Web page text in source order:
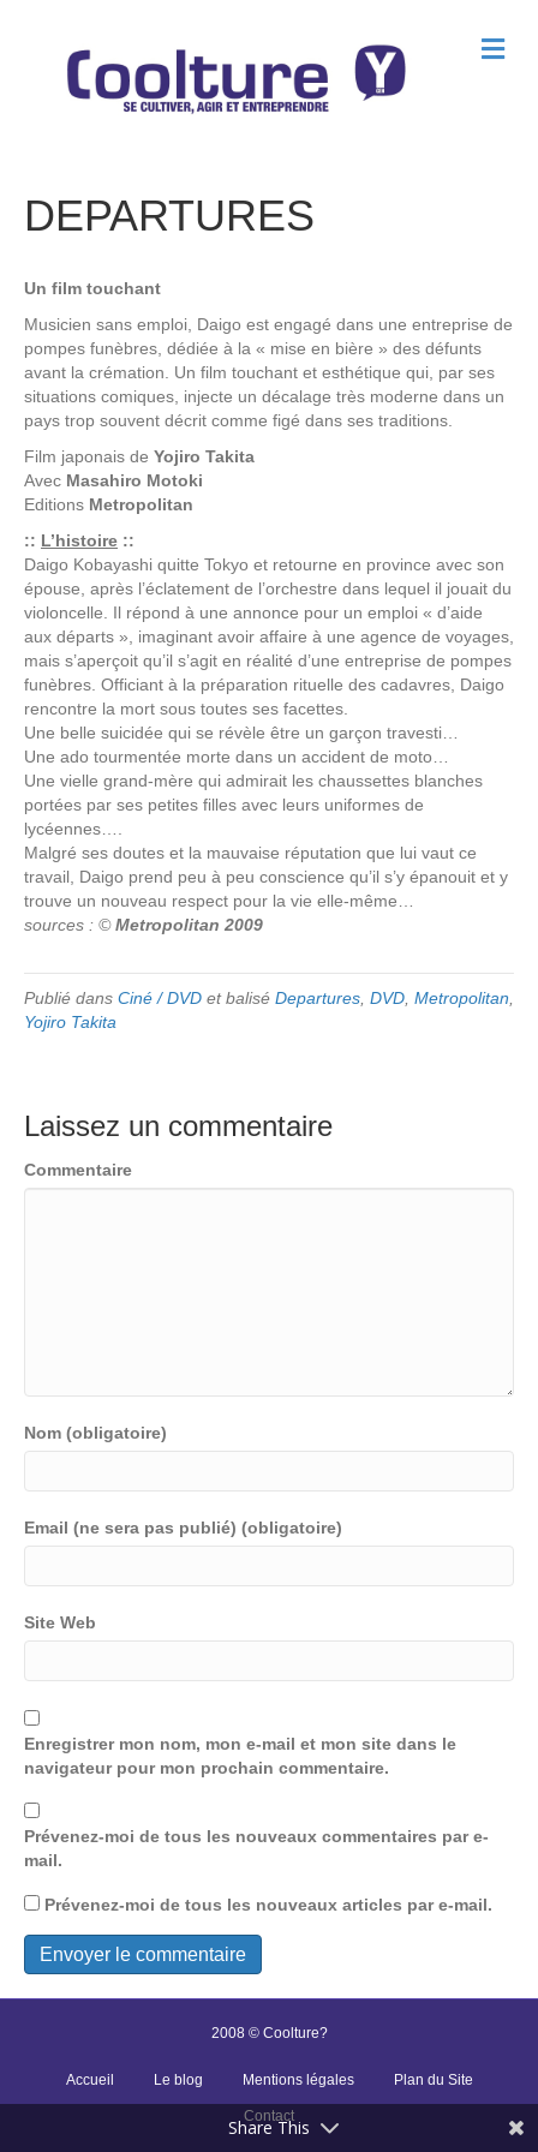
M
e
DEPARTURES
Un film touchant
Musicien sans emploi, Daigo est engagé dans une entreprise de
pompes funèbres, dédiée à la « mise en bière » des défunts
avant la crémation. Un film touchant et esthétique qui, par ses
situations comiques, injecte un décalage très moderne dans un
pays trop souvent décrit comme figé dans ses traditions.
Film japonais de Yojiro Takita
Avec Masahiro Motoki
Editions Metropolitan
:: L’histoire ::
Daigo Kobayashi quitte Tokyo et retourne en province avec son
épouse, après l’éclatement de l’orchestre dans lequel il jouait du
violoncelle. Il répond à une annonce pour un emploi « d’aide
aux départs », imaginant avoir affaire à une agence de voyages,
mais s’aperçoit qu’il s’agit en réalité d’une entreprise de pompes
funèbres. Officiant à la préparation rituelle des cadavres, Daigo
rencontre la mort sous toutes ses facettes.
Une belle suicidée qui se révèle être un garçon travesti…
Une ado tourmentée morte dans un accident de moto…
Une vielle grand-mère qui admirait les chaussettes blanches
portées par ses petites filles avec leurs uniformes de
lycéennes….
Malgré ses doutes et la mauvaise réputation que lui vaut ce
travail, Daigo prend peu à peu conscience qu’il s’y épanouit et y
trouve un nouveau respect pour la vie elle-même…
sources : ©Metropolitan 2009
Publié dans Ciné / DVD et balisé Departures DVD Metropolitan
Yojiro Takita
Laissez un commentaire
Commentaire
Nom (obligatoire)
Email (ne sera pas publié) (obligatoire)
Site Web
Enregistrer mon nom, mon e-mail et mon site dans le
navigateur pour mon prochain commentaire.
Prévenez-moi de tous les nouveaux commentaires par e-
mail.
Prévenez-moi de tous les nouveaux articles par e-mail.
2008 © Coolture?
Accueil Le blog Mentions légales Plan du Site
Contact
Share This